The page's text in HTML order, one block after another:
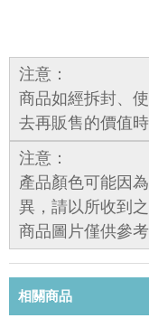
注意：
商品如經拆封、
去再販售的價值
注意：
產品顏色可能因
異，請以所收到之
商品圖片僅供參
相關商品